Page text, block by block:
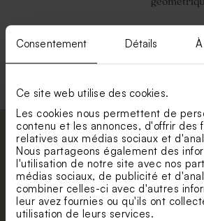
Consentement Détails
Ce site web utilise des cookies.
Les cookies nous permettent de
contenu et les annonces, d'offrir des
relatives aux médias sociaux et
Nous partageons également des
l'utilisation de notre site avec nos
médias sociaux, de publicité et
combiner celles-ci avec d'autres
leur avez fournies ou qu'ils ont
utilisation de leurs services.
Valisette carte du monde Valisette
Abonnez-vous à la
informé. Petite surprise :
de réduction.
Prénom